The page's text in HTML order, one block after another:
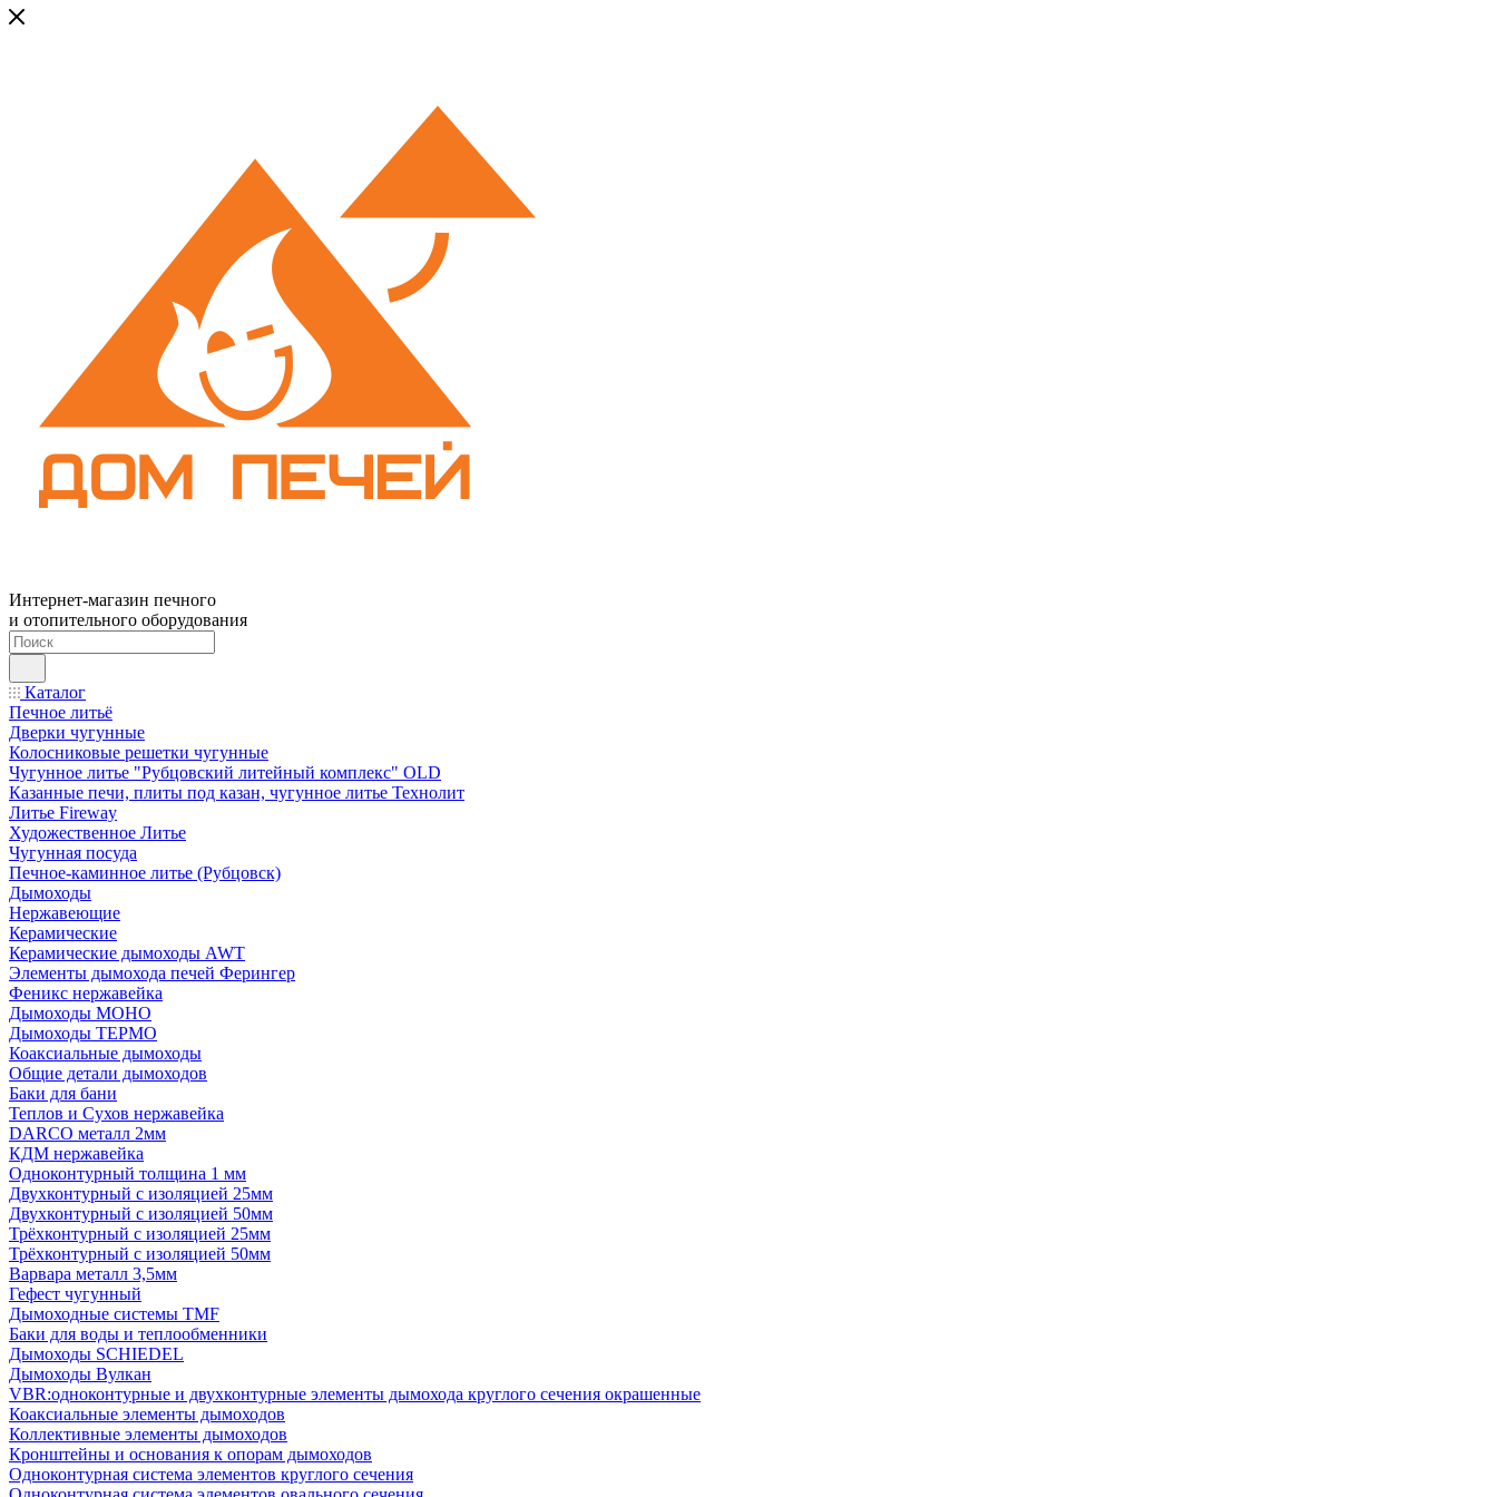
Интернет-магазин печного
и отопительного оборудования
Каталог
Печное литьё
Дверки чугунные
Колосниковые решетки чугунные
Чугунное литье "Рубцовский литейный комплекс" OLD
Казанные печи, плиты под казан, чугунное литье Технолит
Литье Fireway
Художественное Литье
Чугунная посуда
Печное-каминное литье (Рубцовск)
Дымоходы
Нержавеющие
Керамические
Керамические дымоходы AWT
Элементы дымохода печей Ферингер
Феникс нержавейка
Дымоходы МОНО
Дымоходы ТЕРМО
Коаксиальные дымоходы
Общие детали дымоходов
Баки для бани
Теплов и Сухов нержавейка
DARCO металл 2мм
КДМ нержавейка
Одноконтурный толщина 1 мм
Двухконтурный с изоляцией 25мм
Двухконтурный с изоляцией 50мм
Трёхконтурный с изоляцией 25мм
Трёхконтурный с изоляцией 50мм
Варвара металл 3,5мм
Гефест чугунный
Дымоходные системы TMF
Баки для воды и теплообменники
Дымоходы SCHIEDEL
Дымоходы Вулкан
VBR:одноконтурные и двухконтурные элементы дымохода круглого сечения окрашенные
Коаксиальные элементы дымоходов
Коллективные элементы дымоходов
Кронштейны и основания к опорам дымоходов
Одноконтурная система элементов круглого сечения